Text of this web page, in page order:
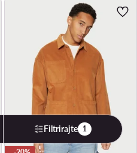
Filtrirajte 1